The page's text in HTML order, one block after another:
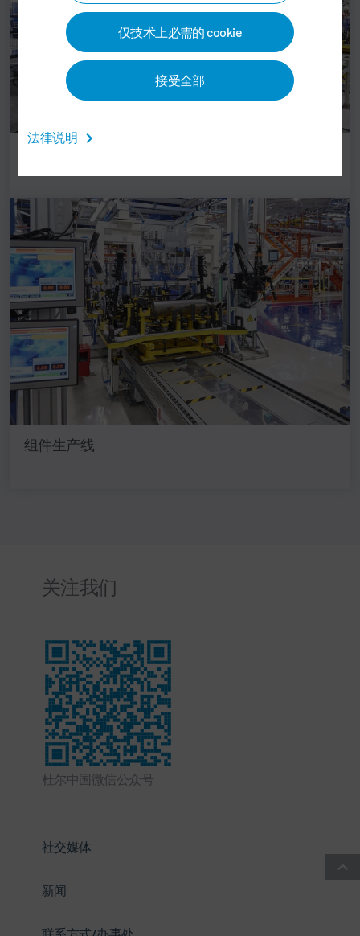
仅技术上必需的 cookie
接受全部
法律说明
组件生产线
关注我们
杜尔中国微信公众号
社交媒体
新闻